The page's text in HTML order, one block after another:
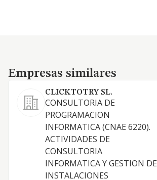
Empresas similares
Empresas similares
CLICKTOTRY SL.
CONSULTORIA DE
PROGRAMACION
INFORMATICA (CNAE 6220).
ACTIVIDADES DE
CONSULTORIA
INFORMATICA Y GESTION DE
INSTALACIONES